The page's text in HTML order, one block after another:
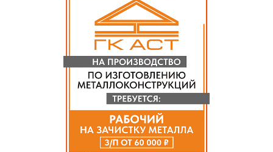
ГОЛОСОВАНИЯ
ПРЕДЛОЖИТЬ НОВОСТЬ